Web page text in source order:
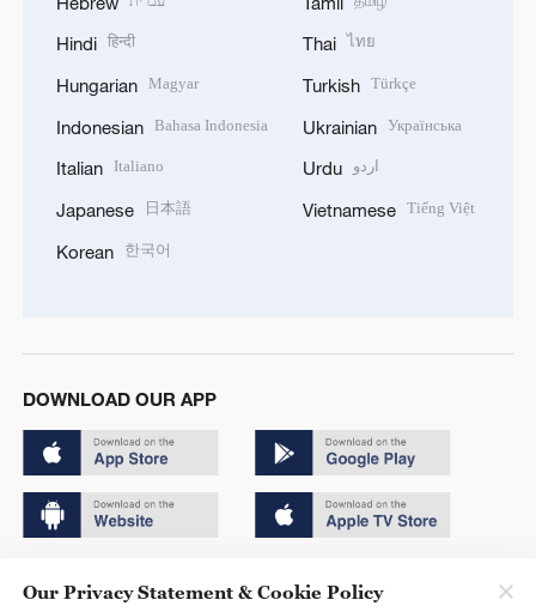
Hindi हिन्दी
Hungarian Magyar
Indonesian Bahasa Indonesia
Italian Italiano
Japanese 日本語
Korean 한국어
Thai ไทย
Turkish Türkçe
Ukrainian Українська
Urdu اردو
Vietnamese Tiếng Việt
DOWNLOAD OUR APP
Our Privacy Statement & Cookie Policy